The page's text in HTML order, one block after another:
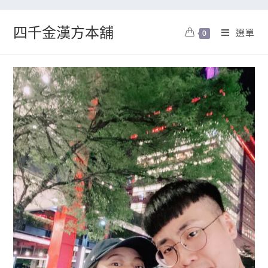
四千金漢方本舖 0 選單